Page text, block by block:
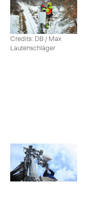
Credits: DB / Max
Lautenschläger